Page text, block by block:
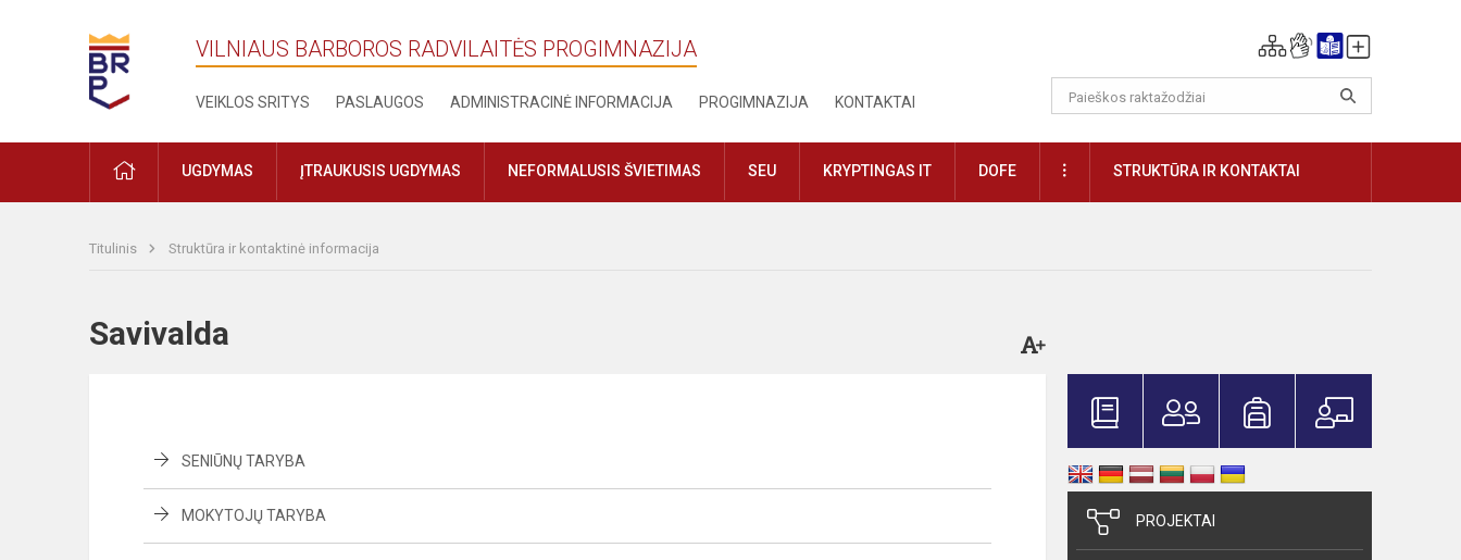
VILNIAUS BARBOROS RADVILAITĖS PROGIMNAZIJA
VEIKLOS SRITYS PASLAUGOS ADMINISTRACINĖ INFORMACIJA PROGIMNAZIJA KONTAKTAI
PRADŽIAUGDYMAS ĮTRAUKUSIS UGDYMAS NEFORMALUSIS ŠVIETIMAS SEU KRYPTINGAS IT DOFE DAUGIAUSTRUKTŪRA IR KONTAKTAI
Titulinis Struktūra ir kontaktinė informacija
Savivalda
SENIŪNŲ TARYBA
MOKYTOJŲ TARYBA PROJEKTAI